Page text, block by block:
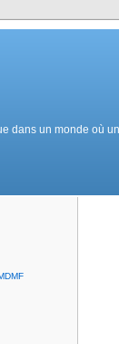
dans un monde où